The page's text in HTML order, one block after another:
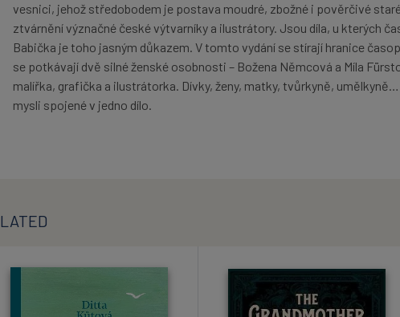
vesnici, jehož středobodem je postava moudré, zbožné i pověrčivé
ztvárnění význačné české výtvarníky a ilustrátory. Jsou díla, u kterých
Babička je toho jasným důkazem. V tomto vydání se stírají hranice
se potkávají dvě silné ženské osobnosti – Božena Němcová a Míla
malířka, grafička a ilustrátorka. Dívky, ženy, matky, tvůrkyně,
mysli spojené v jedno dílo.